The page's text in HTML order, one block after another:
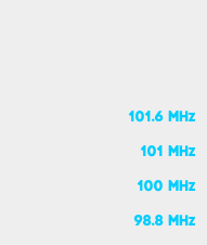
101.6 MHz
101 MHz
100 MHz
98.8 MHz